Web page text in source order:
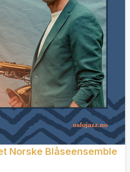
Norske Blåseensemble